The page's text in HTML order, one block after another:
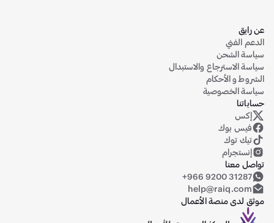
عن رايق
الدعم الفني
سياسة الشحن
سياسة الاسترجاع والاستبدال
الشروط و الأحكام
سياسة الخصوصية
حساباتنا
حساب رايق على منصة إكس (تويتر سابقاً)
إكس
فيس بوك
تيك توك
إنستجرام
تواصل معنا
+966 9200 31287
help@raiq.com
موثق لدى منصة الأعمال